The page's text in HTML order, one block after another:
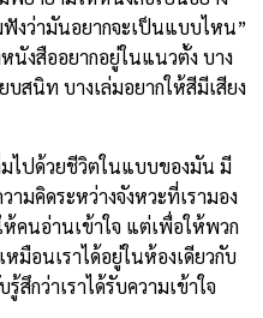
งว่ามันอยากจะเป็นแบบไหน”
นังสืออยากอยู่ในแนวตั้ง บาง
บสนิท บางเล่มอยากให้สีมีเสียง
มไปด้วยชีวิตในแบบของมัน มี
มคิดระหว่างจังหวะที่เรามอง
ห้คนอ่านเข้าใจ แต่เพื่อให้พวก
มือนเราได้อยู่ในห้องเดียวกับ
สึกว่าเราได้รับความเข้าใจ